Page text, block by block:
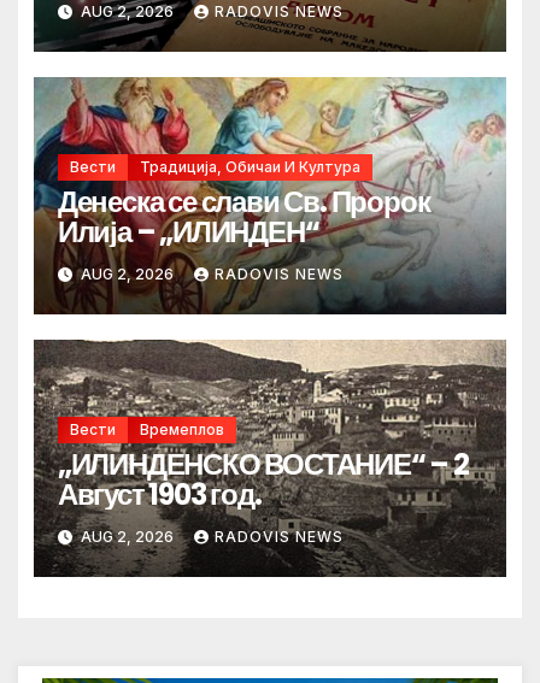
AUG 2, 2026 RADOVIS NEWS
Вести Традиција, Обичаи И Култура
Денеска се слави Св. Пророк
Илија – „ИЛИНДЕН“
AUG 2, 2026 RADOVIS NEWS
Вести Времеплов
„ИЛИНДЕНСКО ВОСТАНИЕ“ – 2
Август 1903 год.
AUG 2, 2026 RADOVIS NEWS